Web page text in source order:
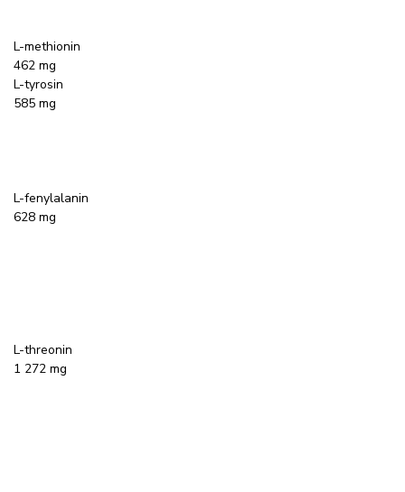
L-methionin
462 mg
L-tyrosin
585 mg
L-fenylalanin
628 mg
L-threonin
1 272 mg